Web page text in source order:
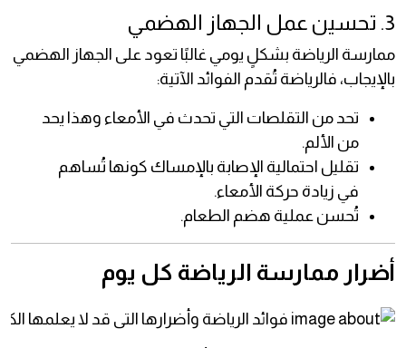
3. تحسين عمل الجهاز الهضمي
ممارسة الرياضة بشكلٍ يومي غالبًا تعود على الجهاز الهضمي
بالإيجاب، فالرياضة تُقدم الفوائد الآتية:
تحد من التقلصات التي تحدث في الأمعاء وهذا يحد
من الألم.
تقليل احتمالية الإصابة بالإمساك كونها تُساهم
في زيادة حركة الأمعاء.
تُحسن عملية هضم الطعام.
أضرار ممارسة الرياضة كل يوم